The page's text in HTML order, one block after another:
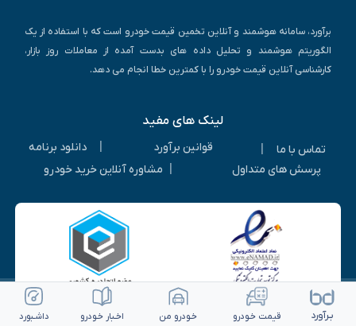
برآورد، سامانه هوشمند و آنلاین تخمین قیمت خودرو است که با استفاده از یک
الگوریتم هوشمند و تحلیل داده های بدست آمده از معاملات روز بازار،
کارشناسی آنلاین قیمت خودرو را با کمترین خطا انجام می دهد.
لینک های مفید
تماس با ما قوانین برآورد
دانلود برنامه
پرسش های متداول
مشاوره آنلاین خرید خودرو
بـرآورد قیمت خـودرو خـودرو من اخـبار خـودرو داشـبورد